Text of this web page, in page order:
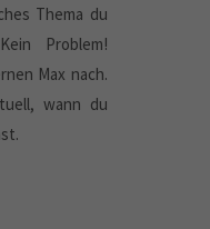
Thema du
Problem!
Max nach.
wann du